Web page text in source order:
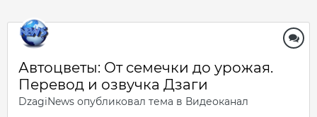
Автоцветы: От семечки до урожая.
Перевод и озвучка Дзаги
DzagiNews опубликовал тема в Видеоканал